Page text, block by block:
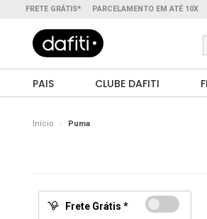
FRETE GRÁTIS* PARCELAMENTO EM ATÉ 10X
PAIS CLUBE DAFITI
Início Puma
Frete Grátis *